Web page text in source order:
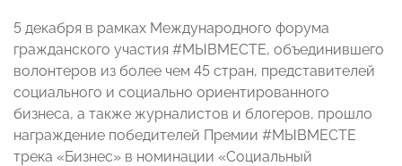
5 декабря в рамках Международного форума
гражданского участия #МЫВМЕСТЕ, объединившего
волонтеров из более чем 45 стран, представителей
социального и социально ориентированного
бизнеса, а также журналистов и блогеров, прошло
награждение победителей Премии #МЫВМЕСТЕ
трека «Бизнес» в номинации «Социальный